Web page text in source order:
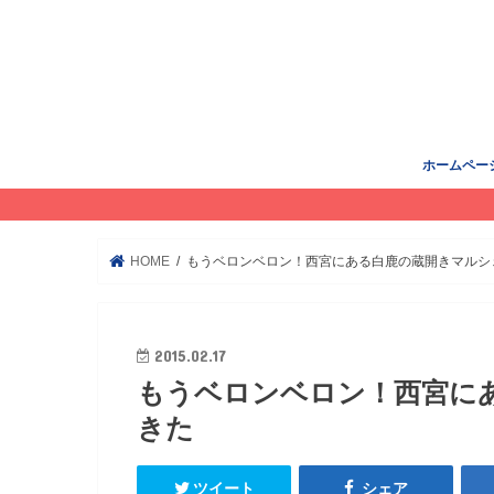
ホームペー
HOME もうベロンベロン！西宮にある白鹿の蔵開きマル
2015.02.17
もうベロンベロン！西宮に
きた
ツイート シェア